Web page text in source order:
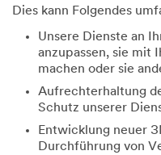
Dies kann Folgendes
Unsere Dienste an
anzupassen, sie mit
machen oder sie
Aufrechterhaltung
Schutz unserer
Entwicklung neuer
Durchführung von